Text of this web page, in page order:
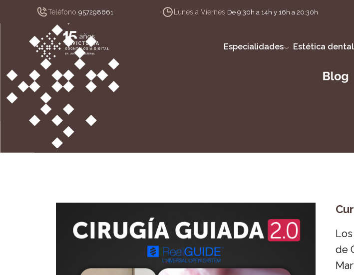
Teléfono 957298661 Lunes a Viernes De 9:30h a 14h y 16h a 20:30h
Especialidades Estética dental
de